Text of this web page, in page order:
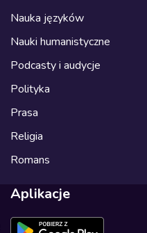
Nauka języków
Nauki humanistyczne
Podcasty i audycje
Polityka
Prasa
Religia
Romans
Aplikacje